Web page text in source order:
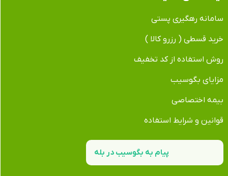
سامانه رهگیری پستی
خرید قسطی ( رزرو کالا )
روش استفاده از کد تخفیف
مزایای بگوسیب
بیمه اختصاصی
قوانین و شرایط استفاده
پیام به بگوسیب در بله